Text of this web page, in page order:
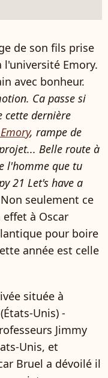
de son fils prise
Emory.
avec bonheur.
Ca passe si
cette dernière
, rampe de
Belle route à
l'homme que tu
21 Let's have a
seulement ce
à Oscar
pour boire
année est celle
située à
Unis) -
Jimmy
Unis, et
Bruel a dévoilé il